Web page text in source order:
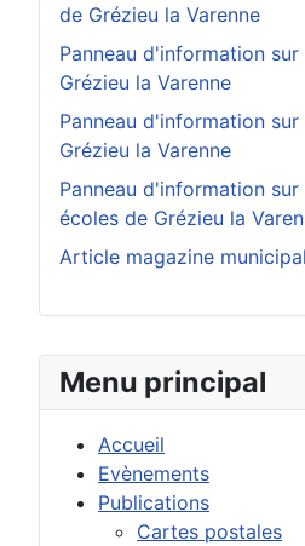
Menu principal
Accueil
Evènements
Publications
Cartes postales
de Grézieu la Varenne
Panneau d'information
Grézieu la Varenne
Panneau d'information
Grézieu la Varenne
Panneau d'information
écoles de Grézieu la
Article magazine